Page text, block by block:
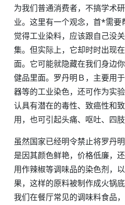
为我们普通消费者，不搞学术
业。这里有一个观念，首*需要
觉得工业染料，应该跟自己没
集。但实际上，它却时时出现
面。它可能就隐藏在我们身边
健品里面。罗丹明Ｂ，主要用
器等的工业染色，还可作为实
认具有潜在的毒性、致癌性和
用，也可引起头痛、呕吐、四
虽然国家已经明令禁止将罗丹
是因其颜色鲜艳，价格低廉，
用作辣椒等调味品的染色剂，
果，这样的原料被制作成火锅
我们在餐厅常见的调味料食品